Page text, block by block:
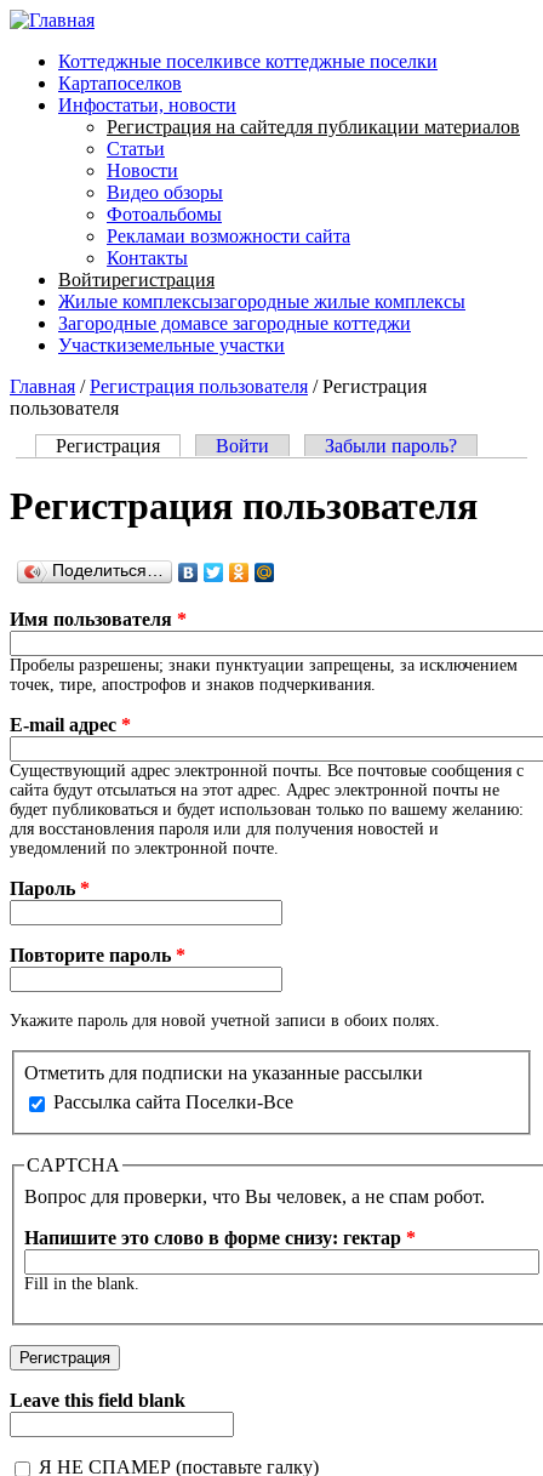
Перейти к основному содержанию
Коттеджные поселкивсе коттеджные поселки
Картапоселков
Инфостатьи, новости
Регистрация на сайтедля публикации материалов
Статьи
Новости
Видео обзоры
Фотоальбомы
Рекламаи возможности сайта
Контакты
Войтирегистрация
Жилые комплексызагородные жилые комплексы
Загородные домавсе загородные коттеджи
Участкиземельные участки
Главная / Регистрация пользователя /Регистрация
пользователя
Регистрация (активная вкладка)
Войти Забыли пароль?
Регистрация пользователя
Поделиться…
Имя пользователя *
Пробелы разрешены; знаки пунктуации запрещены, за исключением
точек, тире, апострофов и знаков подчеркивания.
E-mail адрес *
Существующий адрес электронной почты. Все почтовые сообщения с
сайта будут отсылаться на этот адрес. Адрес электронной почты не
будет публиковаться и будет использован только по вашему желанию:
для восстановления пароля или для получения новостей и
уведомлений по электронной почте.
Пароль *
Повторите пароль *
Укажите пароль для новой учетной записи в обоих полях.
Отметить для подписки на указанные рассылки
Рассылка сайта Поселки-Все
CAPTCHA
Вопрос для проверки, что Вы человек, а не спам робот.
Напишите это слово в форме снизу: гектар *
Fill in the blank.
Leave this field blank
Я НЕ СПАМЕР (поставьте галку)